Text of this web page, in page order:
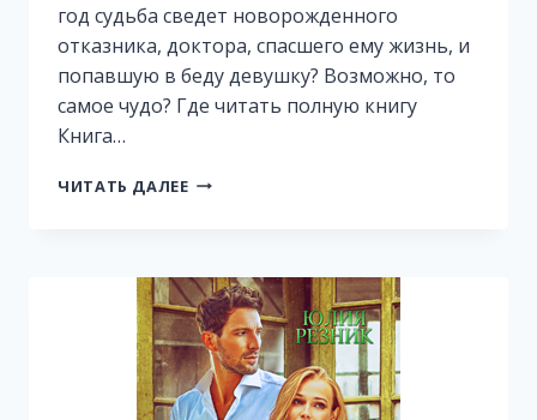
год судьба сведет новорожденного
отказника, доктора, спасшего ему жизнь, и
попавшую в беду девушку? Возможно, то
самое чудо? Где читать полную книгу
Книга…
ЧИТАТЬ ДАЛЕЕ ТАКИХ